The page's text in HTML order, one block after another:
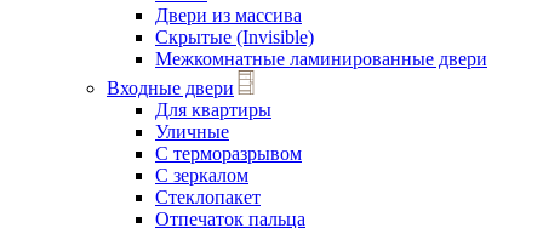
Двери из массива
Скрытые (Invisible)
Межкомнатные ламинированные двери
Входные двери
Для квартиры
Уличные
С терморазрывом
С зеркалом
Стеклопакет
Отпечаток пальца